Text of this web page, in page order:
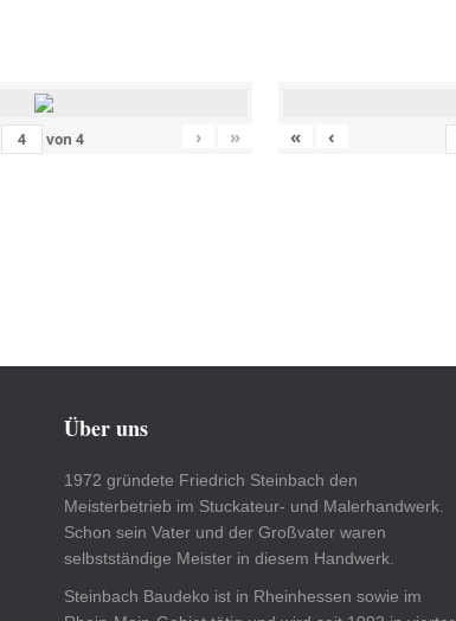
von4 › » « ‹
Über uns
1972 gründete Friedrich Steinbach den
Meisterbetrieb im Stuckateur- und Malerhandwerk.
Schon sein Vater und der Großvater waren
selbstständige Meister in diesem Handwerk.
Steinbach Baudeko ist in Rheinhessen sowie im